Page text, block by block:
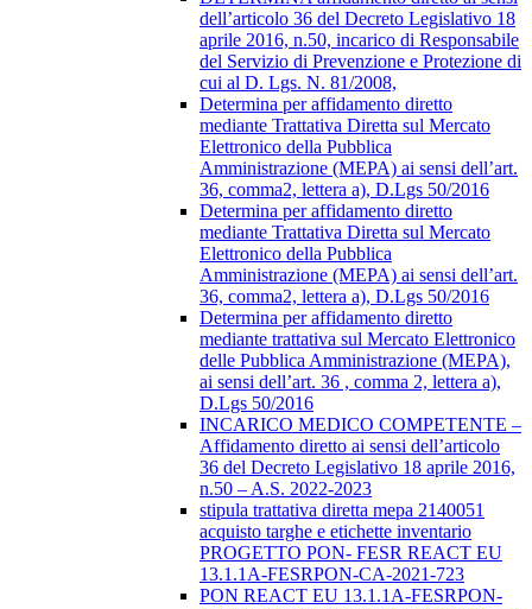
dell’articolo 36 del Decreto Legislativo 18
aprile 2016, n.50, incarico di Responsabile
del Servizio di Prevenzione e Protezione di
cui al D. Lgs. N. 81/2008,
Determina per affidamento diretto
mediante Trattativa Diretta sul Mercato
Elettronico della Pubblica
Amministrazione (MEPA) ai sensi dell’art.
36, comma2, lettera a), D.Lgs 50/2016
Determina per affidamento diretto
mediante Trattativa Diretta sul Mercato
Elettronico della Pubblica
Amministrazione (MEPA) ai sensi dell’art.
36, comma2, lettera a), D.Lgs 50/2016
Determina per affidamento diretto
mediante trattativa sul Mercato Elettronico
delle Pubblica Amministrazione (MEPA),
ai sensi dell’art. 36 , comma 2, lettera a),
D.Lgs 50/2016
INCARICO MEDICO COMPETENTE –
Affidamento diretto ai sensi dell’articolo
36 del Decreto Legislativo 18 aprile 2016,
n.50 – A.S. 2022-2023
stipula trattativa diretta mepa 2140051
acquisto targhe e etichette inventario
PROGETTO PON- FESR REACT EU
13.1.1A-FESRPON-CA-2021-723
PON REACT EU 13.1.1A-FESRPON-